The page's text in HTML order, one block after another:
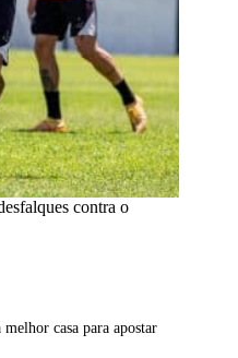
contra o
casa para apostar